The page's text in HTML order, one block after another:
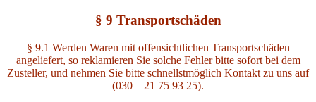
§ 9 Transportschäden
§ 9.1 Werden Waren mit offensichtlichen Transportschäden
angeliefert, so reklamieren Sie solche Fehler bitte sofort bei dem
Zusteller, und nehmen Sie bitte schnellstmöglich Kontakt zu uns auf
(030 – 21 75 93 25).